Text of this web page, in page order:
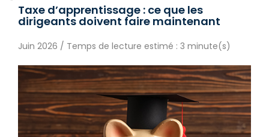
Taxe d’apprentissage : ce que les
dirigeants doivent faire maintenant
Juin 2026 / Temps de lecture estimé : 3 minute(s)